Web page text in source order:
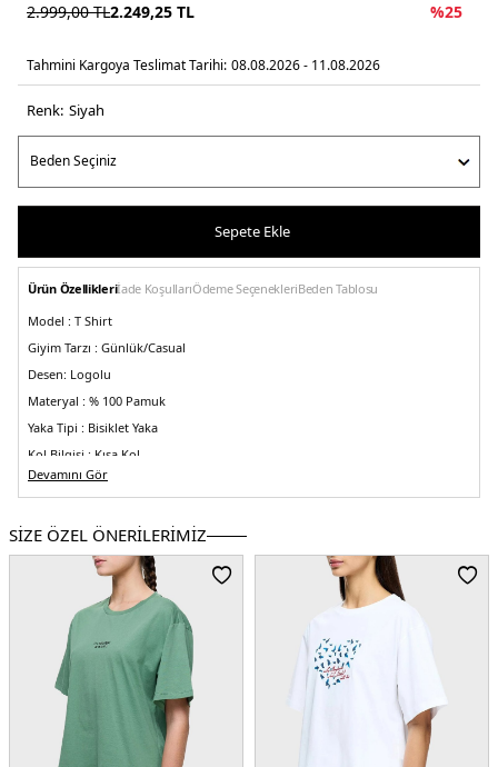
2.999,00TL2.249,25 TL %25
Tahmini Kargoya Teslimat Tarihi: 08.08.2026 - 11.08.2026
Renk: si̇yah
Sepete Ekle
Ürün Özellikleriİade KoşullarıÖdeme SeçenekleriBeden Tablosu
Model : T Shirt
Giyim Tarzı : Günlük/Casual
Desen: Logolu
Materyal : % 100 Pamuk
Yaka Tipi : Bisiklet Yaka
Kol Bilgisi : Kısa Kol
Kalıp Bilgisi :Regular Fit
5DK2LB25FWCLAFUTS408.07
Devamını Gör
SİZE ÖZEL ÖNERİLERİMİZ